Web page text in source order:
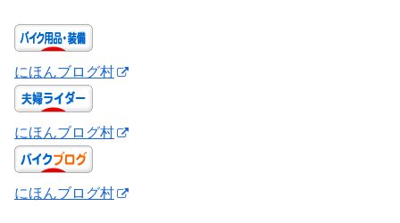
にほんブログ村
にほんブログ村
にほんブログ村